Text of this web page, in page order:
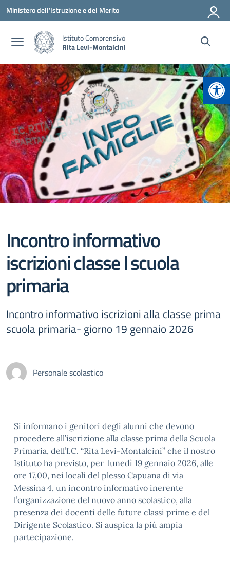
Vai ai contenuti
Vai al menu di navigazione
Vai al footer
Ministero dell'Istruzione e del Merito
Istituto Comprensivo
Rita Levi-Montalcini
Incontro informativo
iscrizioni classe I scuola
primaria
Incontro informativo iscrizioni alla classe prima
scuola primaria- giorno 19 gennaio 2026
Personale scolastico
Si informano i genitori degli alunni che devono
procedere all’iscrizione alla classe prima della Scuola
Primaria, dell’I.C. “Rita Levi-Montalcini” che il nostro
Istituto ha previsto, per lunedì 19 gennaio 2026, alle
ore 17,00, nei locali del plesso Capuana di via
Messina 4, un incontro informativo inerente
l’organizzazione del nuovo anno scolastico, alla
presenza dei docenti delle future classi prime e del
Dirigente Scolastico. Si auspica la più ampia
partecipazione.